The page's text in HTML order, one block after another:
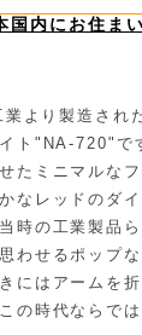
国内にお住ま
より製造され
ト"NA-720"で
たミニマルな
なレッドのダ
時の工業製品
わせるポップ
にはアームを
の時代ならで